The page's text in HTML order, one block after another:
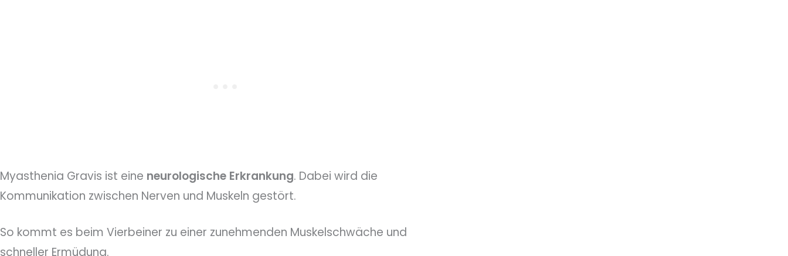
Myasthenia Gravis ist eine neurologische Erkrankung. Dabei wird die
Kommunikation zwischen Nerven und Muskeln gestört.
So kommt es beim Vierbeiner zu einer zunehmenden Muskelschwäche und
schneller Ermüdung.